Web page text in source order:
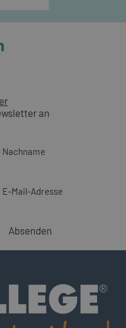
an
Nachname
E-Mail-Adresse
Absenden